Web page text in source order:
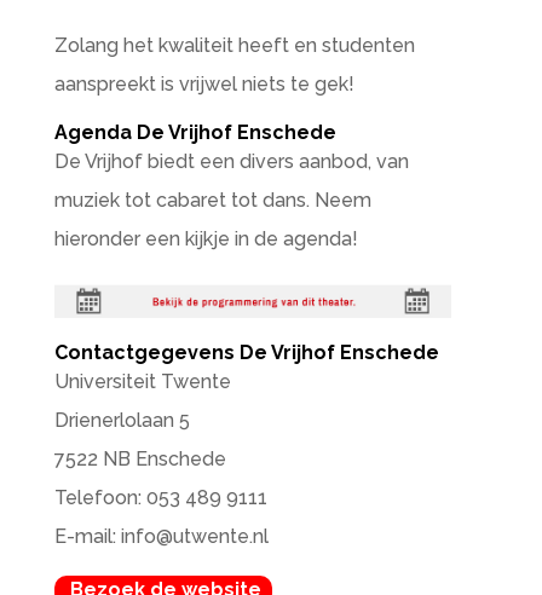
Zolang het kwaliteit heeft en studenten
aanspreekt is vrijwel niets te gek!
Agenda De Vrijhof Enschede
De Vrijhof biedt een divers aanbod, van
muziek tot cabaret tot dans. Neem
hieronder een kijkje in de agenda!
Contactgegevens De Vrijhof Enschede
Universiteit Twente
Drienerlolaan 5
7522 NB Enschede
Telefoon: 053 489 9111
E-mail: info@utwente.nl
Bezoek de website